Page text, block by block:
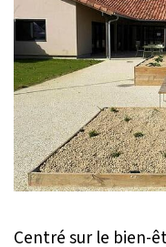
Centré sur le bien-